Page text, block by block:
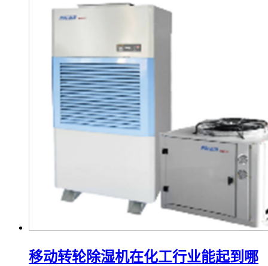
移动转轮除湿机在化工行业能起到哪